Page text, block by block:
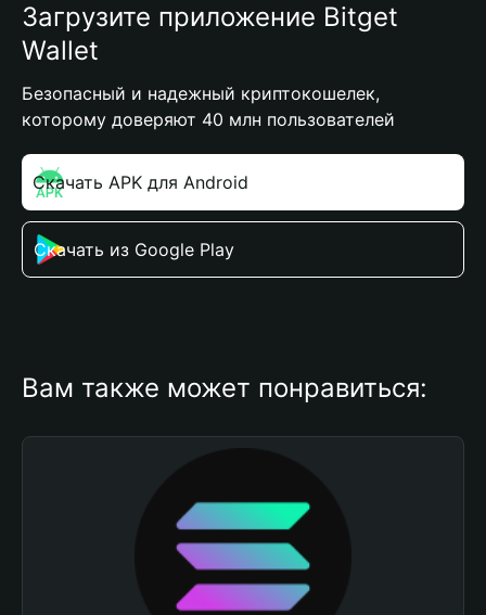
Загрузите приложение Bitget
Wallet
Безопасный и надежный криптокошелек,
которому доверяют 40 млн пользователей
Скачать APK для Android
Скачать из Google Play
Вам также может понравиться: